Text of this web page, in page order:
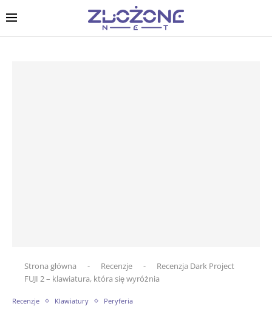
Strona główna - Recenzje -
Recenzja Dark Project
FUJI 2 – klawiatura, która się wyróżnia
Recenzje Klawiatury Peryferia